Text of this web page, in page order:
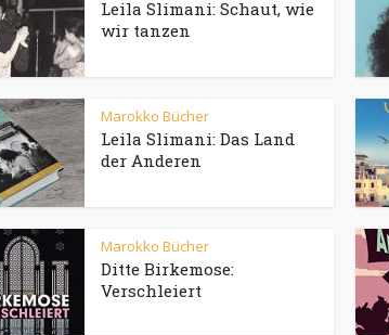
Leila Slimani: Schaut, wie
wir tanzen
Marokko Bücher
Leila Slimani: Das Land
der Anderen
Marokko Bücher
Ditte Birkemose:
Verschleiert